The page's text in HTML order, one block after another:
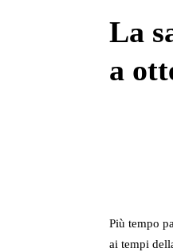
La
a
Più tempo
ai tempi